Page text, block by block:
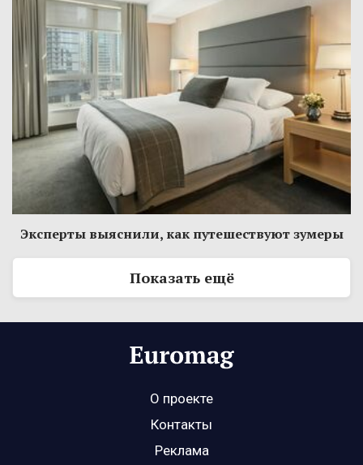
Эксперты выяснили, как путешествуют зумеры
Показать ещё
О проекте
Контакты
Реклама